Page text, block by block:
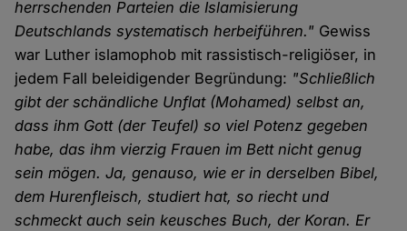
herrschenden Parteien die Islamisierung
Deutschlands systematisch herbeiführen." Gewiss
war Luther islamophob mit rassistisch-religiöser, in
jedem Fall beleidigender Begründung: "Schließlich
gibt der schändliche Unflat (Mohamed) selbst an,
dass ihm Gott (der Teufel) so viel Potenz gegeben
habe, das ihm vierzig Frauen im Bett nicht genug
sein mögen. Ja, genauso, wie er in derselben Bibel,
dem Hurenfleisch, studiert hat, so riecht und
schmeckt auch sein keusches Buch, der Koran. Er